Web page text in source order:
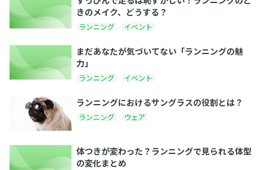
きのメイク、どうする？
ランニング イベント
まだあなたが気づいてない「ランニングの魅
力」
ランニング イベント
ランニングにおけるサングラスの役割とは？
ランニング ウェア
体つきが変わった？ランニングで見られる体型
の変化まとめ